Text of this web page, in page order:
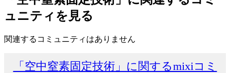
ュニティを見る
関連するコミュニティはありません
「空中窒素固定技術」に関するmixiコミ